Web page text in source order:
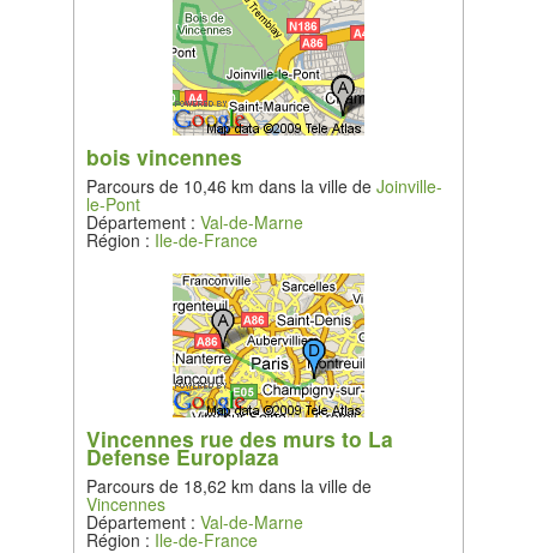
bois vincennes
Parcours de 10,46 km dans la ville deJoinville-
le-Pont
Département :Val-de-Marne
Région : Ile-de-France
Vincennes rue des murs to La
Defense Europlaza
Parcours de 18,62 km dans la ville de
Vincennes
Département :Val-de-Marne
Région : Ile-de-France